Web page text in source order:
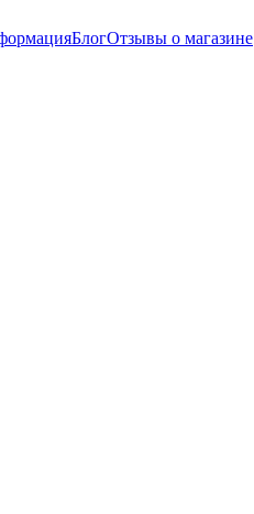
БлогОтзывы о магазине